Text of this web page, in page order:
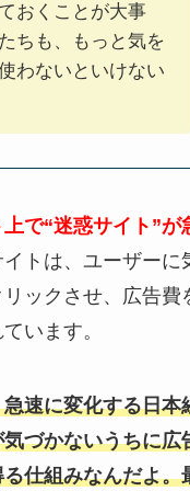
おくことが大事
ちも、もっと気を
わないといけない
で“迷惑サイト”が
イトは、ユーザーに
ックさせ、広告費
います。
速に変化する日本
づかないうちに広
仕組みなんだよ。